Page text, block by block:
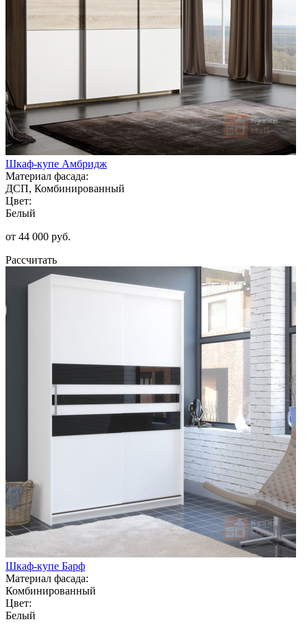
Шкаф-купе Амбридж
Материал фасада:
ДСП, Комбинированный
Цвет:
Белый
от 44 000 руб.
Рассчитать
Шкаф-купе Барф
Материал фасада:
Комбинированный
Цвет:
Белый